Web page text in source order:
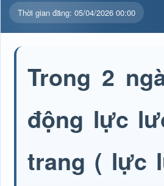
Thời gian đăng: 05/04/2026 00:00
Trong 2
động lực
trang ( lực